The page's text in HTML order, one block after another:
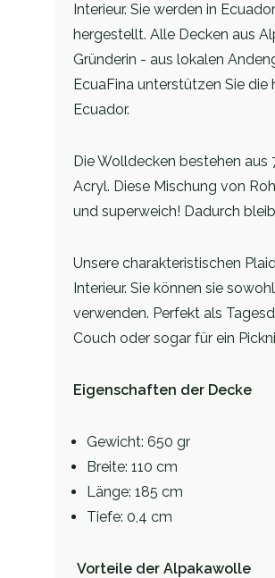
Interieur. Sie werden in
hergestellt. Alle Decken aus
Gründerin - aus lokalen
EcuaFina unterstützen Sie
Ecuador.
Die Wolldecken bestehen aus
Acryl. Diese Mischung von
und superweich! Dadurch
Unsere charakteristischen
Interieur. Sie können sie
verwenden. Perfekt als
Couch oder sogar für ein
Eigenschaften der Decke
Gewicht: 650 gr
Breite: 110 cm
Länge: 185 cm
Tiefe: 0,4 cm
Vorteile der Alpakawolle